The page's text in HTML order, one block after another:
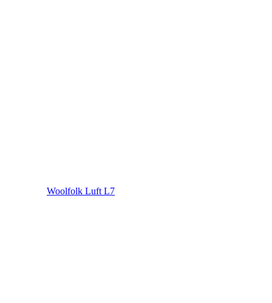
Woolfolk Luft L7